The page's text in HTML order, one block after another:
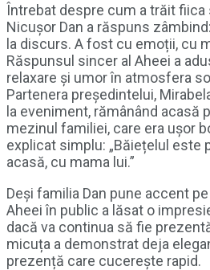
Întrebat despre cum a trăit fiica
Nicușor Dan a răspuns
la discurs. A fost cu emoții, cu
Răspunsul sincer al Aheei a
relaxare și umor în atmosfera
Partenera președintelui,
la eveniment, rămânând acasă
mezinul familiei, care era ușor
explicat simplu: „Băiețelul este
acasă, cu mama lui.”
Deși familia Dan pune accent
Aheei în public a lăsat o
dacă va continua să fie
micuța a demonstrat deja
prezență care cucerește rapid.